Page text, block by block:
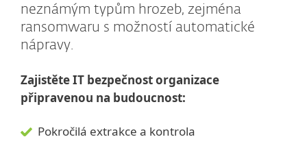
neznámým typům hrozeb, zejména
ransomwaru s možností automatické
nápravy.
Zajistěte IT bezpečnost organizace
připravenou na budoucnost:
Pokročilá extrakce a kontrola